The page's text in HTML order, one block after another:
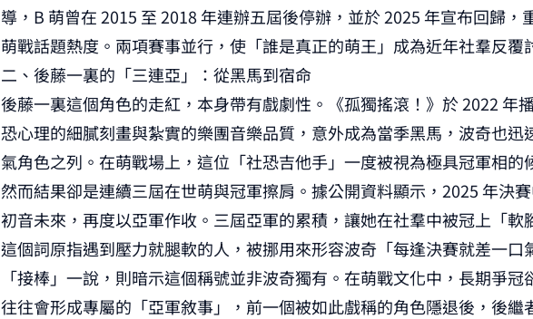
導，B 萌曾在 2015 至 2018 年連辦五屆後停辦，並於 2025 年宣布回歸，
萌戰話題熱度。兩項賽事並行，使「誰是真正的萌王」成為近年社羣反覆
二、後藤一裏的「三連亞」：從黑馬到宿命
後藤一裏這個角色的走紅，本身帶有戲劇性。《孤獨搖滾！》於 2022 年
恐心理的細膩刻畫與紮實的樂團音樂品質，意外成為當季黑馬，波奇也迅
氣角色之列。在萌戰場上，這位「社恐吉他手」一度被視為極具冠軍相的
然而結果卻是連續三屆在世萌與冠軍擦肩。據公開資料顯示，2025 年決
初音未來，再度以亞軍作收。三屆亞軍的累積，讓她在社羣中被冠上「
這個詞原指遇到壓力就腿軟的人，被挪用來形容波奇「每逢決賽就差一口
「接棒」一說，則暗示這個稱號並非波奇獨有。在萌戰文化中，長期爭冠
往往會形成專屬的「亞軍敘事」，前一個被如此戲稱的角色隱退後，後繼